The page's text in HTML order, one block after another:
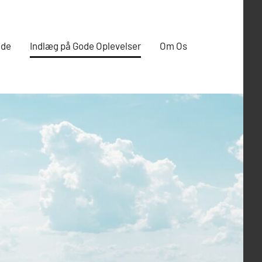
Indlæg på Gode Oplevelser Om Os